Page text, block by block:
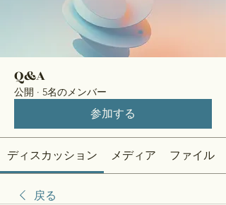
Q&A
公開 · 5名のメンバー
参加する
ディスカッション メディア ファイル
戻る